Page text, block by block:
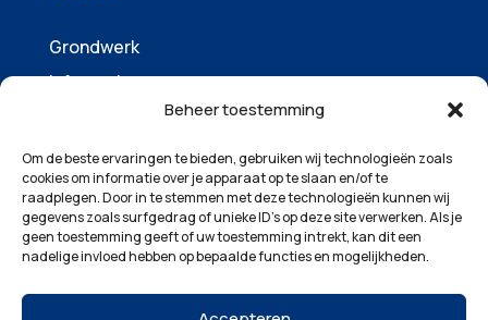
Beheer toestemming
Om de beste ervaringen te bieden, gebruiken wij technologieën zoals
cookies om informatie over je apparaat op te slaan en/of te
raadplegen. Door in te stemmen met deze technologieën kunnen wij
gegevens zoals surfgedrag of unieke ID's op deze site verwerken. Als je
geen toestemming geeft of uw toestemming intrekt, kan dit een
nadelige invloed hebben op bepaalde functies en mogelijkheden.
Grondwerk
Infrawerk
Containers & zandhandel
Machinepark
Over ons
Projecten
Contact